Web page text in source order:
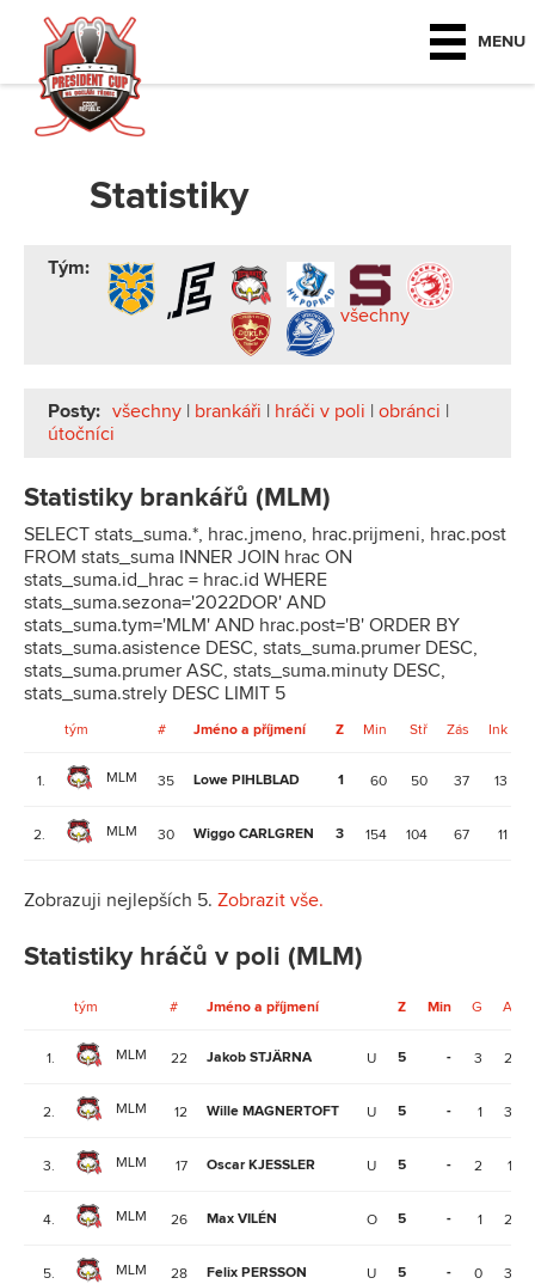
MENU
Statistiky
Tým:
všechny
Posty: všechny | brankáři | hráči v poli | obránci |
útočníci
Statistiky brankářů (MLM)
SELECT stats_suma.*, hrac.jmeno, hrac.prijmeni, hrac.post
FROM stats_suma INNER JOIN hrac ON
stats_suma.id_hrac = hrac.id WHERE
stats_suma.sezona='2022DOR' AND
stats_suma.tym='MLM' AND hrac.post='B' ORDER BY
stats_suma.asistence DESC, stats_suma.prumer DESC,
stats_suma.prumer ASC, stats_suma.minuty DESC,
stats_suma.strely DESC LIMIT 5
tým # Jméno a příjmení Z Min Stř Zás Ink
1. MLM 35 Lowe PIHLBLAD 1 60 50 37 13
2. MLM 30 Wiggo CARLGREN 3 154 104 67 11
Zobrazuji nejlepších 5. Zobrazit vše.
Statistiky hráčů v poli (MLM)
tým # Jméno a příjmení Z Min G A
1. MLM 22 Jakob STJÄRNA U 5 - 3 2
2. MLM 12 Wille MAGNERTOFT U 5 - 1 3
3. MLM 17 Oscar KJESSLER U 5 - 2 1
4. MLM 26 Max VILÉN O 5 - 1 2
5. MLM 28 Felix PERSSON U 5 - 0 3